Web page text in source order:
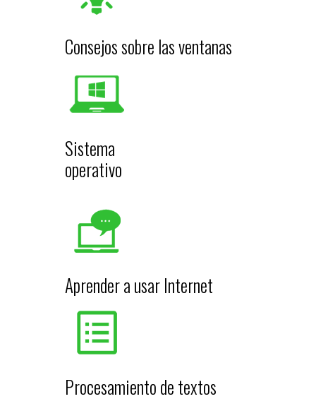
Consejos sobre las ventanas
Sistema
operativo
Aprender a usar Internet
Procesamiento de textos